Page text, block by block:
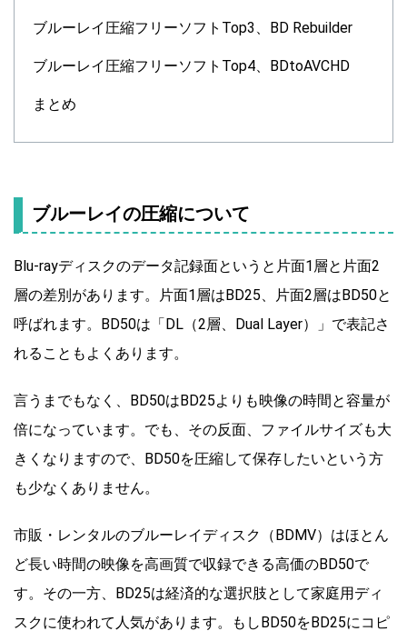
ブルーレイ圧縮フリーソフトTop3、BD Rebuilder
ブルーレイ圧縮フリーソフトTop4、BDtoAVCHD
まとめ
ブルーレイの圧縮について
Blu-rayディスクのデータ記録面というと片面1層と片面2
層の差別があります。片面1層はBD25、片面2層はBD50と
呼ばれます。BD50は「DL（2層、Dual Layer）」で表記さ
れることもよくあります。
言うまでもなく、BD50はBD25よりも映像の時間と容量が
倍になっています。でも、その反面、ファイルサイズも大
きくなりますので、BD50を圧縮して保存したいという方
も少なくありません。
市販・レンタルのブルーレイディスク（BDMV）はほとん
ど長い時間の映像を高画質で収録できる高価のBD50で
す。その一方、BD25は経済的な選択肢として家庭用ディ
スクに使われて人気があります。もしBD50をBD25にコピ